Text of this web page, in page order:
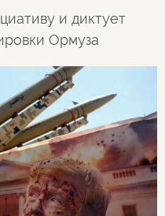
и диктует
Ормуза